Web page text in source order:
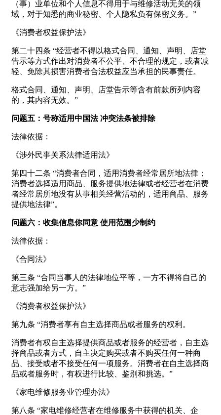
（事）业单位和个人信息不得用于与维修活动无关的领
域，对于知悉的商业秘密、个人隐私负有保密义务。”
《消费者权益保护法》
第二十四条 “经营者不得以格式合同、通知、声明、店堂
告示等方式作出对消费者不公平、不合理的规定，或者减
轻、免除其损害消费者合法权益应当承担的民事责任。
格式合同、通知、声明、店堂告示等含有前款所列内容
的，其内容无效。”
问题五：号称适用中国法 冲突法条被排除
法律依据：
《涉外民事关系法律适用法》
第四十二条 “消费者合同，适用消费者经常居所地法律；
消费者选择适用商品、服务提供地法律或者经营者在消费
者经常居所地没有从事相关经营活动的，适用商品、服务
提供地法律”。
问题六：收集信息你同意 使用范围少制约
法律依据：
《合同法》
第三条 “合同当事人的法律地位平等，一方不得将自己的
意志强加给另一方。”
《消费者权益保护法》
第九条 “消费者享有自主选择商品或者服务的权利。
消费者有权自主选择提供商品或者服务的经营者，自主选
择商品或者方式，自主决定购买或者不购买任何一种商
品、接受或者不接受任何一项服务。消费者在自主选择商
品或者服务时，有权进行比较、鉴别和挑选。”
《家电维修服务业管理办法》
第八条 “家电维修经营者在维修服务中获得的机关、企